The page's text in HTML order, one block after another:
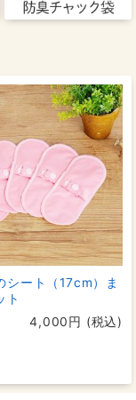
シート（17cm）ま
ト
4,000円 (税込)